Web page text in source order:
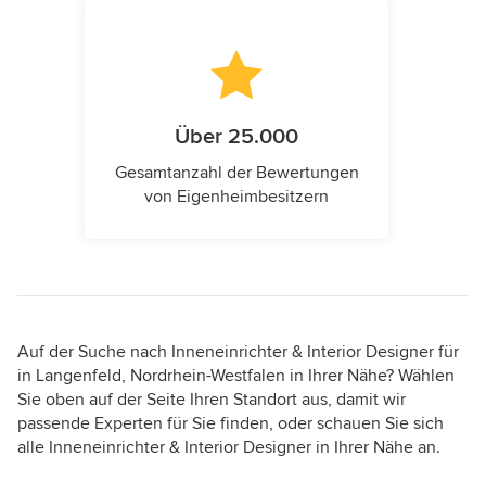
Über 25.000
Gesamtanzahl der Bewertungen
von Eigenheimbesitzern
Auf der Suche nach Inneneinrichter & Interior Designer für
in Langenfeld, Nordrhein-Westfalen in Ihrer Nähe? Wählen
Sie oben auf der Seite Ihren Standort aus, damit wir
passende Experten für Sie finden, oder schauen Sie sich
alle Inneneinrichter & Interior Designer in Ihrer Nähe an.